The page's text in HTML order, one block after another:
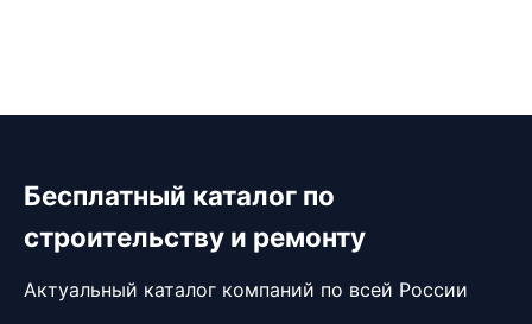
Бесплатный каталог по
строительству и ремонту
Актуальный каталог компаний по всей России